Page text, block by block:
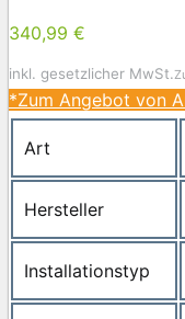
340,99 €
inkl. gesetzlicher MwSt.
*Zum Angebot von
Art
Hersteller
Installationstyp